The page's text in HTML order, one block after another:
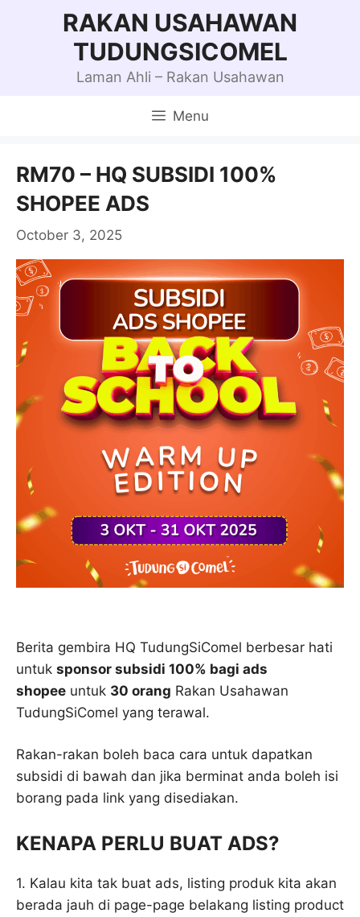
RAKAN USAHAWAN
TUDUNGSICOMEL
Laman Ahli – Rakan Usahawan
Menu
RM70 – HQ SUBSIDI 100%
SHOPEE ADS
October 3, 2025
Berita gembira HQ TudungSiComel berbesar hati
untuk sponsor subsidi 100% bagi ads
shopee untuk 30 orang Rakan Usahawan
TudungSiComel yang terawal.
Rakan-rakan boleh baca cara untuk dapatkan
subsidi di bawah dan jika berminat anda boleh isi
borang pada link yang disediakan.
KENAPA PERLU BUAT ADS?
1. Kalau kita tak buat ads, listing produk kita akan
berada jauh di page-page belakang listing product